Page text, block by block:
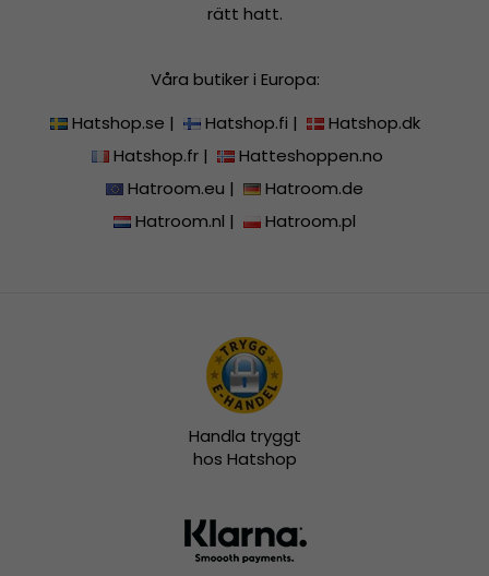
rätt hatt.
Våra butiker i Europa:
Hatshop.se | Hatshop.fi |
Hatshop.dk
Hatshop.fr|
Hatteshoppen.no
Hatroom.eu |
Hatroom.de
Hatroom.nl | Hatroom.pl
Handla tryggt
hos Hatshop